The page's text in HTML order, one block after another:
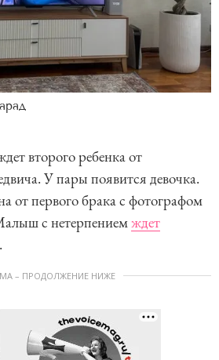
второго ребенка от
У пары появится девочка.
от первого брака с фотографом
с нетерпениемждет
.
– ПРОДОЛЖЕНИЕ НИЖЕ